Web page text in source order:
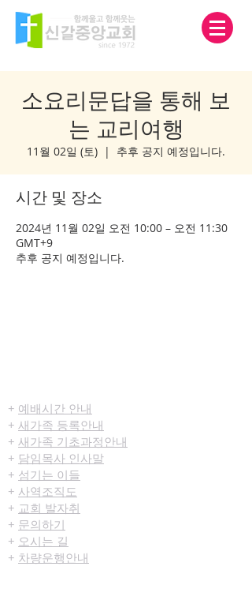
소요리문답을 통해 보
는 교리여행
11월 02일 (토)
  |
추후 공지 예정입니다.
시간 및 장소
2024년 11월 02일 오전 10:00 – 오전 11:30
GMT+9
추후 공지 예정입니다.
+ 예배시간 안내
+ 새가족 등록안내
+ 새가족 기초과정안내
+ 담임목사 인사말
+ 섬기는 이들
+ 사역조직도
+ 교회 발자취
+ 문의하기
+ 오시는 길
+ 차량운행안내